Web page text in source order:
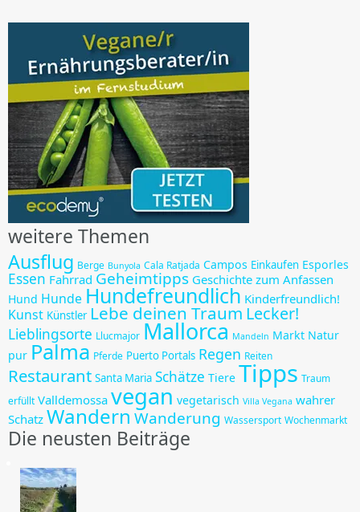
weitere Themen
Ausflug Berge Bunyola Cala Ratjada Campos Einkaufen Esporles
Essen Fahrrad Geheimtipps Geschichte zum Anfassen
Hund Hunde Hundefreundlich Kinderfreundlich!
Kunst Künstler Lebe deinen Traum Lecker!
Lieblingsorte Llucmajor Mallorca Mandeln Markt Natur
pur Palma Pferde Puerto Portals Regen Reiten
Restaurant Santa Maria Schätze Tiere Tipps Traum
erfüllt Valldemossa vegan vegetarisch Villa Vegana wahrer
Schatz Wandern Wanderung Wassersport Wochenmarkt
Die neusten Beiträge